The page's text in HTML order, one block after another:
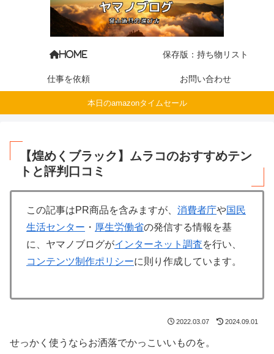
HOME 保存版：持ち物リスト
仕事を依頼 お問い合わせ
本日のamazonタイムセール
【煌めくブラック】ムラコのおすすめテン
トと評判口コミ
この記事はPR商品を含みますが、 消費者庁や国民
生活センター ・ 厚生労働省の発信する情報を基
に、ヤマノブログがインターネット調査を行い、
コンテンツ制作ポリシーに則り作成しています。
2022.03.07 2024.09.01
せっかく使うならお洒落でかっこいいものを。